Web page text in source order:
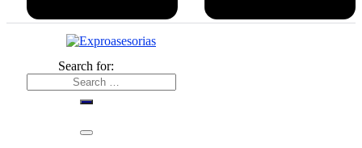
Search for: